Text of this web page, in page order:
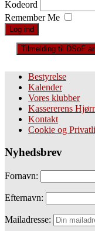
Kodeord
Remember Me
Tilmelding til DSoF
Bestyrelse
Kalender
Vores klubber
Kassererens
Kontakt
Cookie og
Nyhedsbrev
Fornavn:
Efternavn:
Mailadresse: